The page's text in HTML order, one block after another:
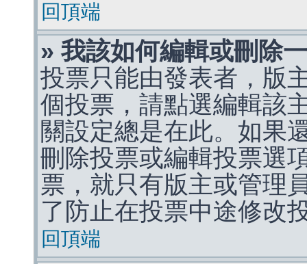
回頂端
» 我該如何編輯或刪除
投票只能由發表者，版
個投票，請點選編輯該
關設定總是在此。如果
刪除投票或編輯投票選
票，就只有版主或管理
了防止在投票中途修改
回頂端